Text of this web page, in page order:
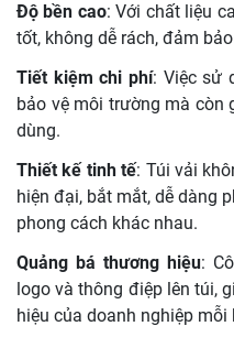
Độ bền cao: Với chất liệu
tốt, không dễ rách, đảm
Tiết kiệm chi phí: Việc sử
bảo vệ môi trường mà còn
dùng.
Thiết kế tinh tế: Túi vải
hiện đại, bắt mắt, dễ dàng
phong cách khác nhau.
Quảng bá thương hiệu:
logo và thông điệp lên túi,
hiệu của doanh nghiệp